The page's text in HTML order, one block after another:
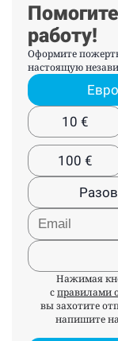
работу!
Оформите
настоящую
Евро
10 €
100 €
Нажимая
справилами
вы захотите
напишите